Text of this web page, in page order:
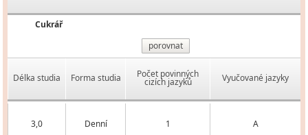
Cukrář
porovnat
Délka studia Forma studia Počet povinných
cizích jazyků Vyučované jazyky
3,0 Denní 1 A